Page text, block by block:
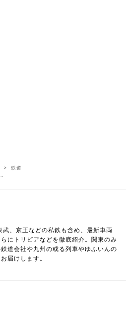
鉄道
、京王などの私鉄も含め、最新車両
にトリビアなどを徹底紹介。関東のみ
道会社や九州の或る列車やゆふいんの
届けします。